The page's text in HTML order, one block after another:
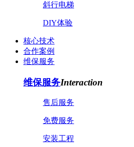
斜行电梯
DIY体验
核心技术
合作案例
维保服务
维保服务Interaction
售后服务
免费服务
安装工程